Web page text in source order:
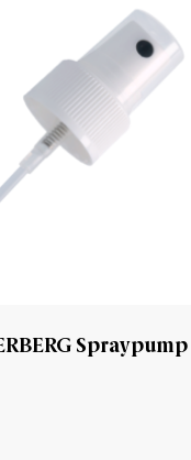
Spraypump